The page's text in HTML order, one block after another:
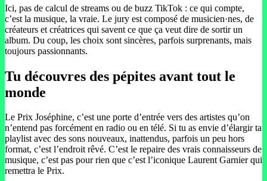
Ici, pas de calcul de streams ou de buzz TikTok : ce qui compte,
c’est la musique, la vraie. Le jury est composé de musicien·nes, de
créateurs et créatrices qui savent ce que ça veut dire de sortir un
album. Du coup, les choix sont sincères, parfois surprenants, mais
toujours passionnants.
Tu découvres des pépites avant tout le
monde
Le Prix Joséphine, c’est une porte d’entrée vers des artistes qu’on
n’entend pas forcément en radio ou en télé. Si tu as envie d’élargir ta
playlist avec des sons nouveaux, inattendus, parfois un peu hors
format, c’est l’endroit rêvé. C’est le repaire des vrais connaisseurs de
musique, c’est pas pour rien que c’est l’iconique Laurent Garnier qui
remettra le Prix.